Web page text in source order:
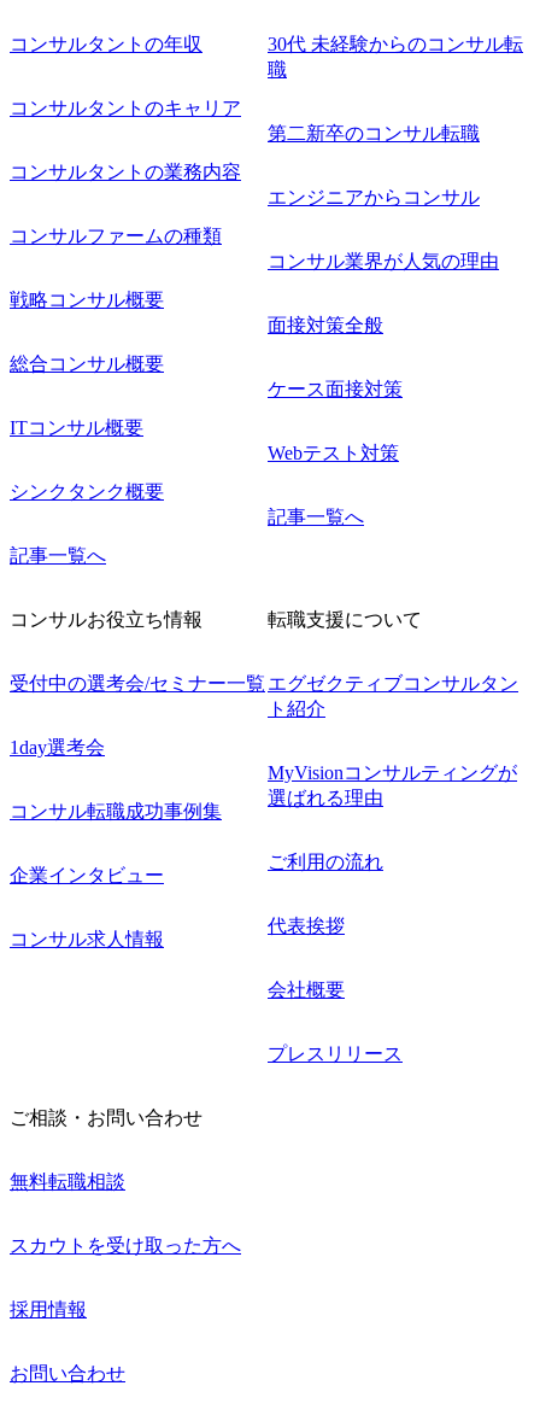
している方
コンサルタントの年収
コンサルタントのキャリア
コンサルタントの業務内容
コンサルファームの種類
戦略コンサル概要
総合コンサル概要
ITコンサル概要
シンクタンク概要
記事一覧へ
30代 未経験からのコンサル転
職
第二新卒のコンサル転職
エンジニアからコンサル
コンサル業界が人気の理由
面接対策全般
ケース面接対策
Webテスト対策
記事一覧へ
コンサルお役立ち情報
受付中の選考会/セミナー一覧
1day選考会
コンサル転職成功事例集
企業インタビュー
コンサル求人情報
転職支援について
エグゼクティブコンサルタン
ト紹介
MyVisionコンサルティングが
選ばれる理由
ご利用の流れ
代表挨拶
会社概要
プレスリリース
ご相談・お問い合わせ
無料転職相談
スカウトを受け取った方へ
採用情報
お問い合わせ